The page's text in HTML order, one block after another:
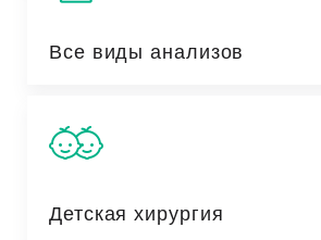
Все виды анализов
Детская хирургия